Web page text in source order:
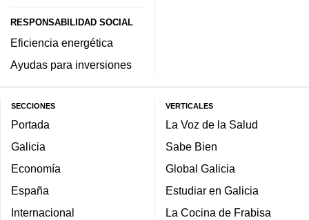
RESPONSABILIDAD SOCIAL
Eficiencia energética
Ayudas para inversiones
SECCIONES
Portada
Galicia
Economía
España
Internacional
VERTICALES
La Voz de la Salud
Sabe Bien
Global Galicia
Estudiar en Galicia
La Cocina de Frabisa